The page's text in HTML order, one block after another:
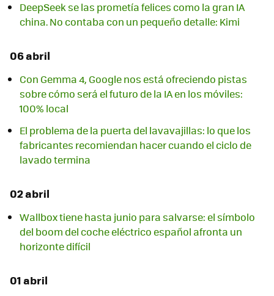
DeepSeek se las prometía felices como la gran IA
china. No contaba con un pequeño detalle: Kimi
06 abril
Con Gemma 4, Google nos está ofreciendo pistas
sobre cómo será el futuro de la IA en los móviles:
100% local
El problema de la puerta del lavavajillas: lo que los
fabricantes recomiendan hacer cuando el ciclo de
lavado termina
02 abril
Wallbox tiene hasta junio para salvarse: el símbolo
del boom del coche eléctrico español afronta un
horizonte difícil
01 abril